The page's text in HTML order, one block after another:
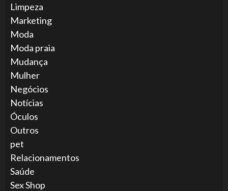
Limpeza
Marketing
Moda
Moda praia
Mudança
Mulher
Negócios
Notícias
Óculos
Outros
pet
Relacionamentos
Saúde
Sex Shop